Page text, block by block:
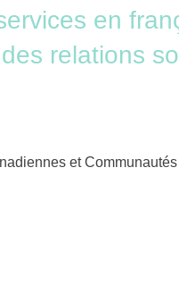
en
relations
et